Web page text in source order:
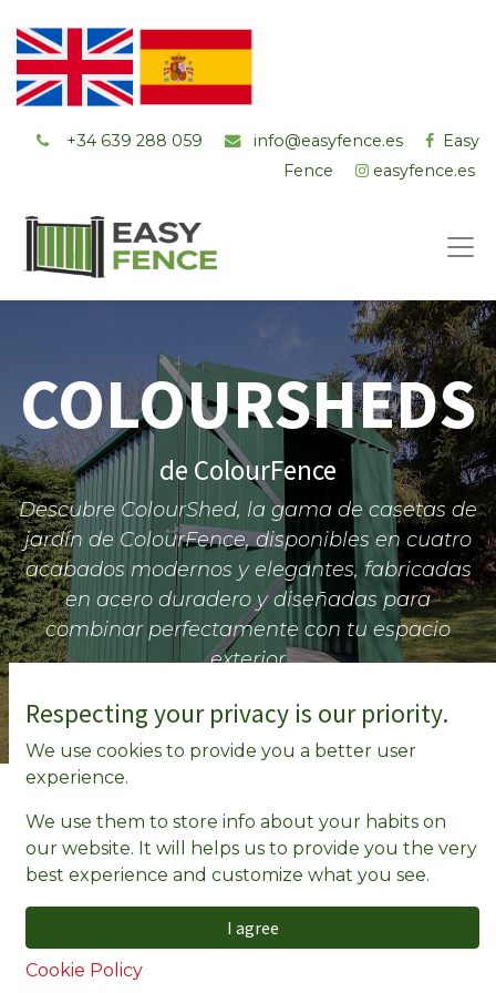
+34 ‭639 288 059 info@easyfence.es
Easy
Fence
easyfence.es
COLOURSHEDS
de ColourFence
Descubre ColourShed, la gama de casetas de
jardín de ColourFence, disponibles en cuatro
acabados modernos y elegantes, fabricadas
en acero duradero y diseñadas para
combinar perfectamente con tu espacio
exterior
CASETAS COLOURSHED
ColourShed está fabricado con el exclusivo
acero Colorbond™, ofreciendo la misma
resistencia, durabilidad y acabado de alta
calidad presentes en toda la gama
ColourFence.
Respecting your privacy is our priority.
We use cookies to provide you a better user
experience.
We use them to store info about your habits on
our website. It will helps us to provide you the very
best experience and customize what you see.
I agree
Cookie Policy